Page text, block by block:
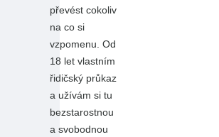
převést cokoliv
na co si
vzpomenu. Od
18 let vlastním
řidičský průkaz
a užívám si tu
bezstarostnou
a svobodnou